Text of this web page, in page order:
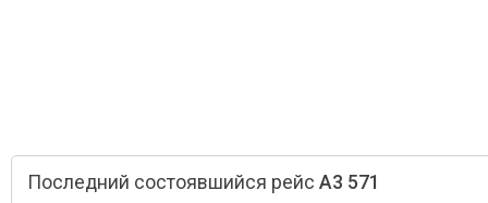
Последний состоявшийся рейс A3 571